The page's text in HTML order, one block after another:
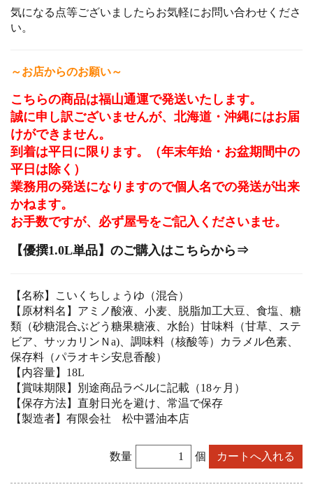
気になる点等ございましたらお気軽にお問い合わせくださ
い。
～お店からのお願い～
こちらの商品は福山通運で発送いたします。
誠に申し訳ございませんが、北海道・沖縄にはお届
けができません。
到着は平日に限ります。（年末年始・お盆期間中の
平日は除く）
業務用の発送になりますので個人名での発送が出来
かねます。
お手数ですが、必ず屋号をご記入くださいませ。
【優撰1.0L単品】のご購入はこちらから⇒
【名称】こいくちしょうゆ（混合）
【原材料名】アミノ酸液、小麦、脱脂加工大豆、食塩、糖
類（砂糖混合ぶどう糖果糖液、水飴）甘味料（甘草、ステ
ビア、サッカリンＮa)、調味料（核酸等）カラメル色素、
保存料（パラオキシ安息香酸）
【内容量】18L
【賞味期限】別途商品ラベルに記載（18ヶ月）
【保存方法】直射日光を避け、常温で保存
【製造者】有限会社 松中醤油本店
数量 個